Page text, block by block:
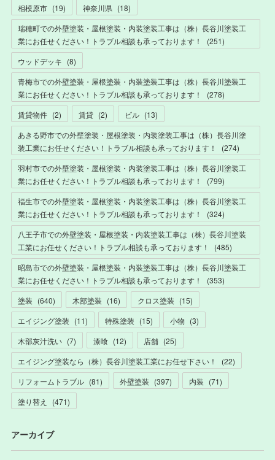
相模原市 (19) 神奈川県 (18)
瑞穂町での外壁塗装・屋根塗装・内装塗装工事は（株）長谷川塗装工
業にお任せください！トラブル相談も承っております！
(251)
ウッドデッキ (8)
青梅市での外壁塗装・屋根塗装・内装塗装工事は（株）長谷川塗装工
業にお任せください！トラブル相談も承っております！
(278)
賃貸物件 (2) 賃貸 (2) ビル (13)
あきる野市での外壁塗装・屋根塗装・内装塗装工事は（株）長谷川塗
装工業にお任せください！トラブル相談も承っております！
(274)
羽村市での外壁塗装・屋根塗装・内装塗装工事は（株）長谷川塗装工
業にお任せください！トラブル相談も承っております！
(799)
福生市での外壁塗装・屋根塗装・内装塗装工事は（株）長谷川塗装工
業にお任せください！トラブル相談も承っております！
(324)
八王子市での外壁塗装・屋根塗装・内装塗装工事は（株）長谷川塗装
工業にお任せください！トラブル相談も承っております！
(485)
昭島市での外壁塗装・屋根塗装・内装塗装工事は（株）長谷川塗装工
業にお任せください！トラブル相談も承っております！
(353)
塗装 (640) 木部塗装 (16) クロス塗装 (15)
エイジング塗装 (11) 特殊塗装 (15) 小物 (3)
木部灰汁洗い (7) 漆喰 (12) 店舗 (25)
エイジング塗装なら（株）長谷川塗装工業にお任せ下さい！
(22)
リフォームトラブル (81) 外壁塗装 (397) 内装 (71)
塗り替え
(471)
アーカイブ